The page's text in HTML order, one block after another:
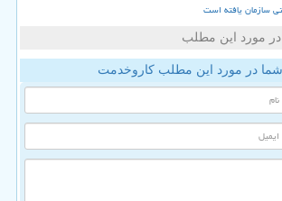
سازمان یافته است
در مورد این مطلب
در مورد این مطلب کاروخدمت